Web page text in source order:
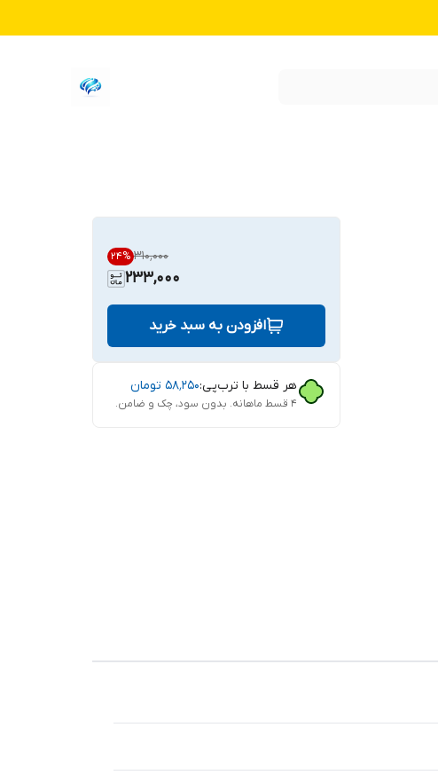
۳۱۰٬۰۰۰ 24%
233,000
افزودن به سبد خرید
هر قسط با ترب‌پی:۵۸٬۲۵۰ تومان
۴ قسط ماهانه. بدون سود، چک و ضامن.